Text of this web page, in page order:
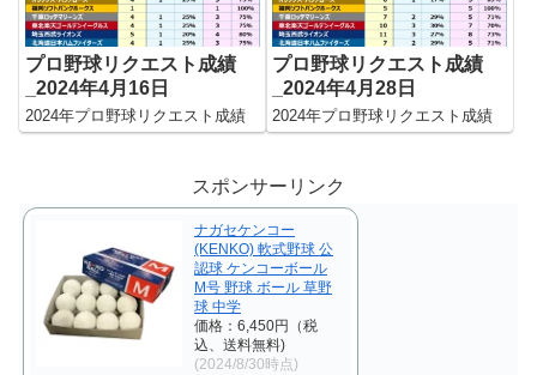
プロ野球リクエスト成績
_2024年4月16日
2024年プロ野球リクエスト成績
プロ野球リクエスト成績
_2024年4月28日
2024年プロ野球リクエスト成績
スポンサーリンク
ナガセケンコー
(KENKO) 軟式野球 公
認球 ケンコーボール
M号 野球 ボール 草野
球 中学
価格：6,450円（税
込、送料無料)
(2024/8/30時点)